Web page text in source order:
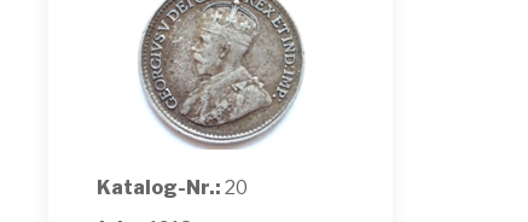
Katalog-Nr.: 20